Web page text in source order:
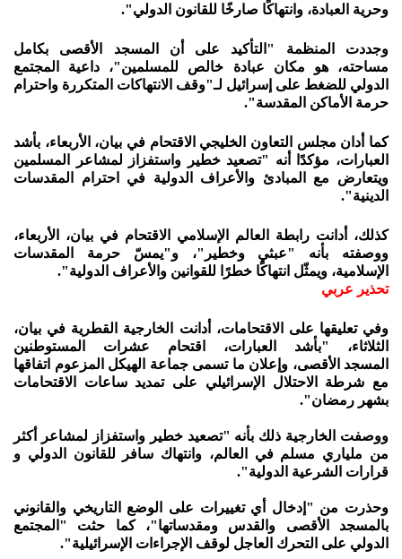
وحرية العبادة، وانتهاكًا صارخًا للقانون الدولي".
وجددت المنظمة "التأكيد على أن المسجد الأقصى بكامل
مساحته، هو مكان عبادة خالص للمسلمين"، داعية المجتمع
الدولي للضغط على إسرائيل لـ"وقف الانتهاكات المتكررة واحترام
حرمة الأماكن المقدسة".
كما أدان مجلس التعاون الخليجي الاقتحام في بيان، الأربعاء، بأشد
العبارات، مؤكدًا أنه "تصعيد خطير واستفزاز لمشاعر المسلمين
ويتعارض مع المبادئ والأعراف الدولية في احترام المقدسات
الدينية".
كذلك، أدانت رابطة العالم الإسلامي الاقتحام في بيان، الأربعاء،
ووصفته بأنه "عبثي وخطير"، و"يمسّ حرمة المقدسات
الإسلامية، ويمثّل انتهاكًا خطرًا للقوانين والأعراف الدولية".
تحذير عربي
وفي تعليقها على الاقتحامات، أدانت الخارجية القطرية في بيان،
الثلاثاء، "بأشد العبارات، اقتحام عشرات المستوطنين
المسجد الأقصى، وإعلان ما تسمى جماعة الهيكل المزعوم اتفاقها
مع شرطة الاحتلال الإسرائيلي على تمديد ساعات الاقتحامات
بشهر رمضان".
ووصفت الخارجية ذلك بأنه "تصعيد خطير واستفزاز لمشاعر أكثر
من ملياري مسلم في العالم، وانتهاك سافر للقانون الدولي و
قرارات الشرعية الدولية".
وحذرت من "إدخال أي تغييرات على الوضع التاريخي والقانوني
بالمسجد الأقصى والقدس ومقدساتها"، كما حثت "المجتمع
الدولي على التحرك العاجل لوقف الإجراءات الإسرائيلية".